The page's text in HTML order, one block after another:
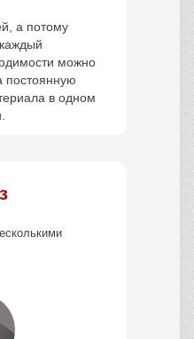
а потому
можно
постоянную
в одном